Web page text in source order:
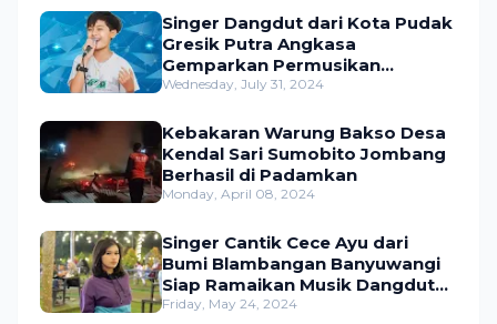
Singer Dangdut dari Kota Pudak
Gresik Putra Angkasa
Gemparkan Permusikan
Dangdut Indonesia
Wednesday, July 31, 2024
Kebakaran Warung Bakso Desa
Kendal Sari Sumobito Jombang
Berhasil di Padamkan
Monday, April 08, 2024
Singer Cantik Cece Ayu dari
Bumi Blambangan Banyuwangi
Siap Ramaikan Musik Dangdut
Indonesia
Friday, May 24, 2024